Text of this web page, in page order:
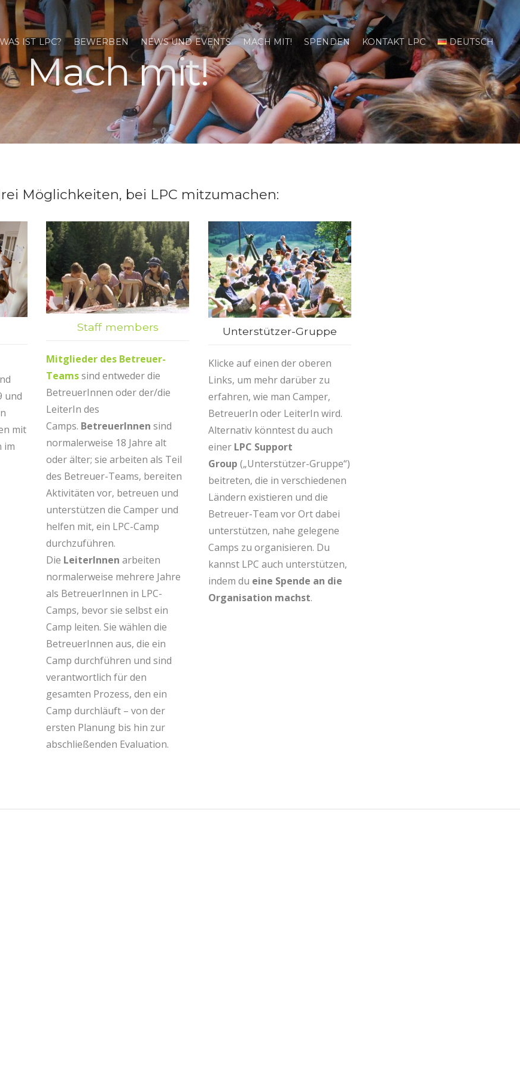
IST LPC? BEWERBEN NEWS UND EVENTS MACH MIT! SPENDEN KONTAKT LPC DEUTSCH
Mach mit!
Möglichkeiten, bei LPC mitzumachen:
und
mit
im
Staff members
Mitglieder des Betreuer-
Teamssind entweder die
BetreuerInnen oder der/die
LeiterIn des
Camps. BetreuerInnen sind
normalerweise 18 Jahre alt
oder älter; sie arbeiten als Teil
des Betreuer-Teams, bereiten
Aktivitäten vor, betreuen und
unterstützen die Camper und
helfen mit, ein LPC-Camp
durchzuführen.
Die LeiterInnenarbeiten
normalerweise mehrere Jahre
als BetreuerInnen in LPC-
Camps, bevor sie selbst ein
Camp leiten. Sie wählen die
BetreuerInnen aus, die ein
Camp durchführen und sind
verantwortlich für den
gesamten Prozess, den ein
Camp durchläuft – von der
ersten Planung bis hin zur
abschließenden Evaluation.
Unterstützer-Gruppe
Klicke auf einen der oberen
Links, um mehr darüber zu
erfahren, wie man Camper,
BetreuerIn oder LeiterIn wird.
Alternativ könntest du auch
einer LPC Support
Group („Unterstützer-Gruppe“)
beitreten, die in verschiedenen
Ländern existieren und die
Betreuer-Team vor Ort dabei
unterstützen, nahe gelegene
Camps zu organisieren. Du
kannst LPC auch unterstützen,
indem du eine Spende an die
Organisation machst.